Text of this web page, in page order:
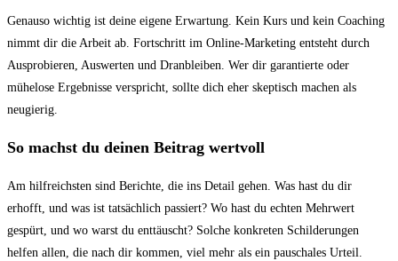
Genauso wichtig ist deine eigene Erwartung. Kein Kurs und kein Coaching
nimmt dir die Arbeit ab. Fortschritt im Online-Marketing entsteht durch
Ausprobieren, Auswerten und Dranbleiben. Wer dir garantierte oder
mühelose Ergebnisse verspricht, sollte dich eher skeptisch machen als
neugierig.
So machst du deinen Beitrag wertvoll
Am hilfreichsten sind Berichte, die ins Detail gehen. Was hast du dir
erhofft, und was ist tatsächlich passiert? Wo hast du echten Mehrwert
gespürt, und wo warst du enttäuscht? Solche konkreten Schilderungen
helfen allen, die nach dir kommen, viel mehr als ein pauschales Urteil.